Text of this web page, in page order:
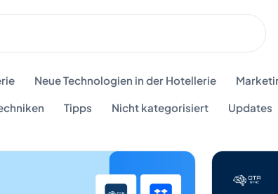
Neue Technologien in der Hotellerie
Tipps Nicht kategorisiert Updates